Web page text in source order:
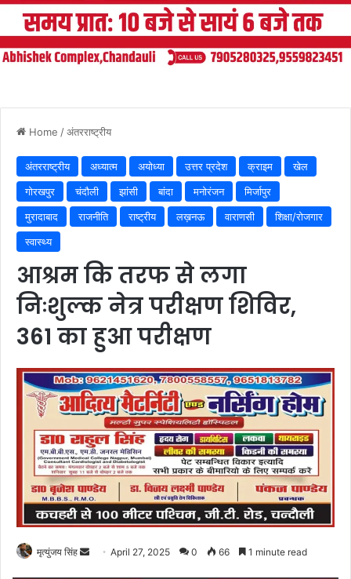
Home /अंतरराष्ट्रीय
अंतरराष्ट्रीय अध्यात्म अयोध्या उत्तर प्रदेश क्राइम
खेल
गोरखपुर
चंदौली झांसी बांदा मनोरंजन
मिर्जापुर
मुरादाबाद
राजनीति राष्ट्रीय लख़नऊ वाराणसी
शिक्षा/रोजगार
स्वास्थ्य
आश्रम कि तरफ से लगा
निःशुल्क नेत्र परीक्षण शिविर,
361 का हुआ परीक्षण
मृत्युंजय सिंह
SendApril 27, 2025 0 66 1 minute read